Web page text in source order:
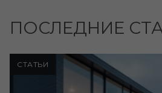
ПОСЛЕДНИЕ
СТАТЬИ